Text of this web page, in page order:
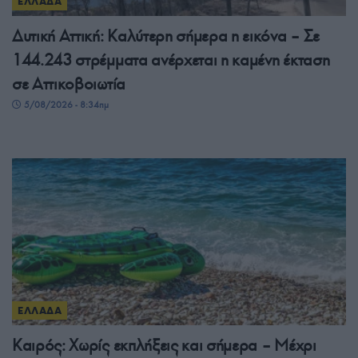
Δυτική Αττική: Καλύτερη σήμερα η εικόνα – Σε
144.243 στρέμματα ανέρχεται η καμένη έκταση
σε Αττικοβοιωτία
5/08/2026 - 8:34πμ
ΕΛΛΑΔΑ
Καιρός: Χωρίς εκπλήξεις και σήμερα – Μέχρι